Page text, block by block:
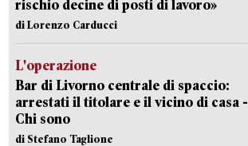
rischio decine di posti di lavoro»
di Lorenzo Carducci
L'operazione
Bar di Livorno centrale di spaccio:
arrestati il titolare e il vicino di casa -
Chi sono
di Stefano Taglione